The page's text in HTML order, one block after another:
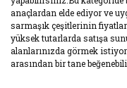
anaçlardan elde ediyor ve
sarmaşık çeşitlerinin
yüksek tutarlarda satışa
alanlarınızda görmek
arasından bir tane